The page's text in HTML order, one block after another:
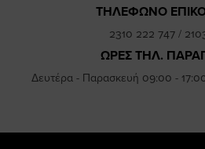
ΤΗΛΕΦΩΝΟ
2310 222 747/
ΩΡΕΣ ΤΗΛ.
Δευτέρα - Παρασκευή 09:00 -